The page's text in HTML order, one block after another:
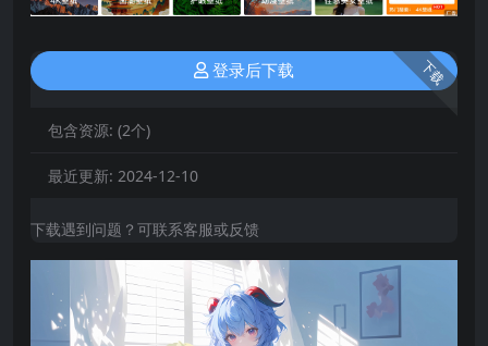
下载
登录后下载
包含资源: (2个)
最近更新: 2024-12-10
下载遇到问题？可联系客服或反馈